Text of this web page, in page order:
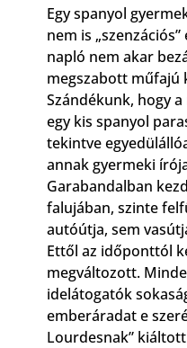
Egy spanyol
nem is
napló nem akar
megszabott műfajú
Szándékunk, hogy
egy kis spanyol
tekintve
annak gyermeki
Garabandalban
falujában, szinte
autóútja, sem
Ettől az időponttól
megváltozott.
idelátogatók
emberáradat e
Lourdesnak”